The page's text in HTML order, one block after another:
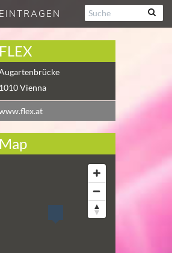
EINTRAGEN
FLEX
1010Vienna
Map